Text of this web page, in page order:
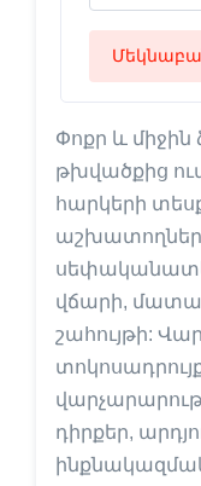
Փոքր և միջին
թխվածքից
հարկերի
վճարի,
շահույթի:
դիրքեր,